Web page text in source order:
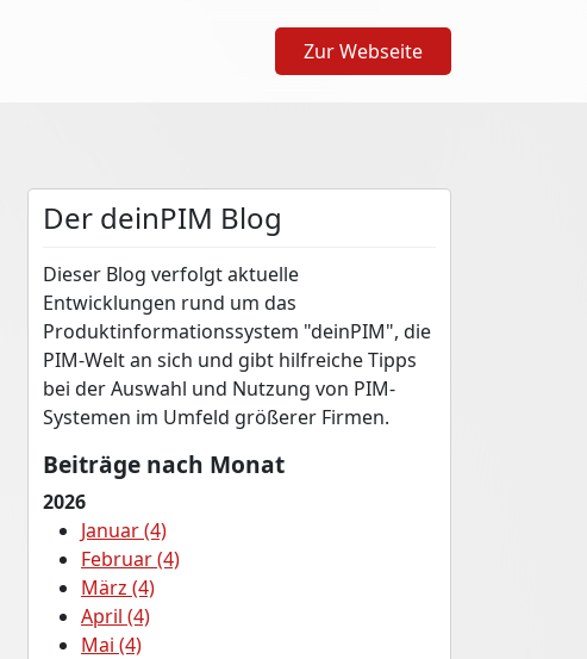
Zur Webseite
Der deinPIM Blog
Dieser Blog verfolgt aktuelle
Entwicklungen rund um das
Produktinformationssystem "deinPIM", die
PIM-Welt an sich und gibt hilfreiche Tipps
bei der Auswahl und Nutzung von PIM-
Systemen im Umfeld größerer Firmen.
Beiträge nach Monat
2026
Januar (4)
Februar (4)
März (4)
April (4)
Mai (4)